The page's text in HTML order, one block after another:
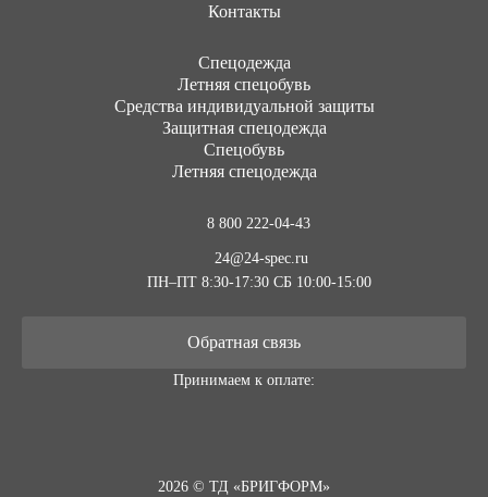
Контакты
Cпецодежда
Летняя спецобувь
Средства индивидуальной защиты
Защитная спецодежда
Спецобувь
Летняя спецодежда
8 800 222-04-43
24@24-spec.ru
ПН–ПТ 8:30-17:30 СБ 10:00-15:00
Обратная связь
Принимаем к оплате:
2026 © ТД «БРИГФОРМ»